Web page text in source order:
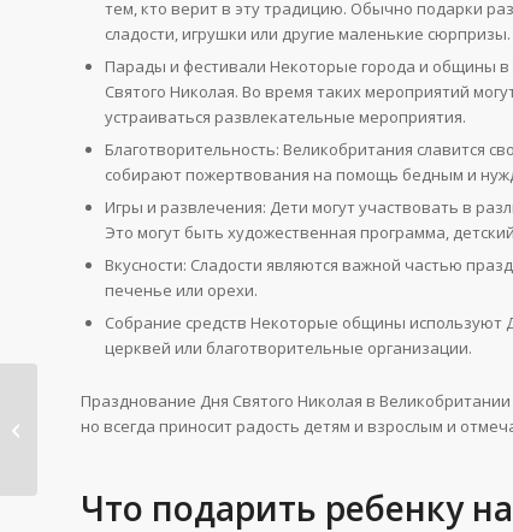
тем, кто верит в эту традицию. Обычно подарки
сладости, игрушки или другие маленькие сюрпризы.
Парады и фестивали Некоторые города и общины
Святого Николая. Во время таких мероприятий
устраиваться развлекательные мероприятия.
Благотворительность: Великобритания славится
собирают пожертвования на помощь бедным и
Игры и развлечения: Дети могут участвовать в
Это могут быть художественная программа,
Вкусности: Сладости являются важной частью
печенье или орехи.
Собрание средств Некоторые общины используют
церквей или благотворительные организации.
Празднование Дня Святого Николая в
но всегда приносит радость детям и взрослым и
Что подарить ребенку
День Святого
Николая в Болгарии: